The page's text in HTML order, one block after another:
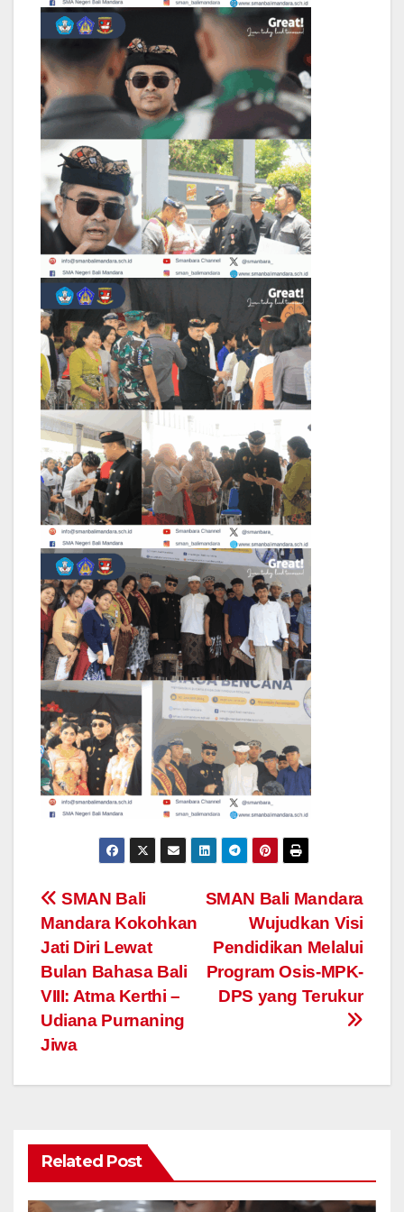
Navigasi
pos
SMAN Bali Mandara
Wujudkan Visi
Pendidikan Melalui
Program Osis-MPK-
DPS yang Terukur
SMAN Bali
Mandara Kokohkan
Jati Diri Lewat
Bulan Bahasa Bali
VIII: Atma Kerthi –
Udiana Purnaning
Jiwa
Related Post